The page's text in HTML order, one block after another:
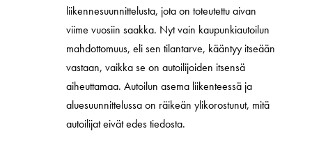
liikennesuunnittelusta, jota on toteutettu aivan
viime vuosiin saakka. Nyt vain kaupunkiautoilun
mahdottomuus, eli sen tilantarve, kääntyy itseään
vastaan, vaikka se on autoilijoiden itsensä
aiheuttamaa. Autoilun asema liikenteessä ja
aluesuunnittelussa on räikeän ylikorostunut, mitä
autoilijat eivät edes tiedosta.